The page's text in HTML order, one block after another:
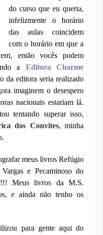
do curso que eu queria,
infelizmente o horário
das aulas coincidem
com o horário em que a
então vocês podem
a Editora Charme
da editora seria realizado
imaginem o desespero
nacionais estariam lá.
tentando superar isso,
dos Convites, minha
meus livros Refúgio
e Pecaminoso do
Meus livros da M.S.
e ainda não tenho os
para gente aqui do